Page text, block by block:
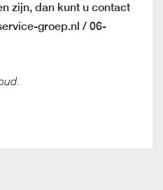
zijn, dan kunt u contact
groep.nl / 06-